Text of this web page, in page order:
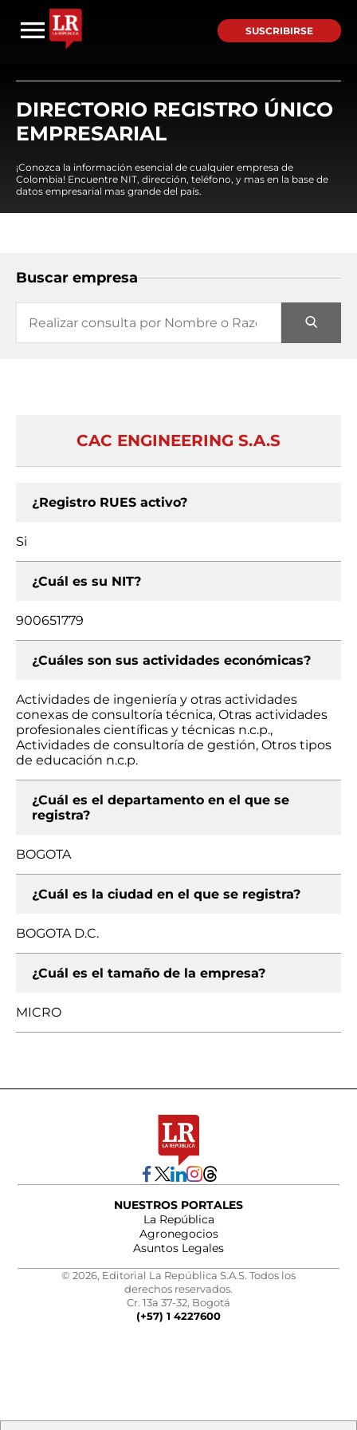
SUSCRIBIRSE
DIRECTORIO REGISTRO ÚNICO
EMPRESARIAL
¡Conozca la información esencial de cualquier empresa de
Colombia! Encuentre NIT, dirección, teléfono, y mas en la base de
datos empresarial mas grande del país.
Buscar empresa
CAC ENGINEERING S.A.S
¿Registro RUES activo?
Si
¿Cuál es su NIT?
900651779
¿Cuáles son sus actividades económicas?
Actividades de ingeniería y otras actividades
conexas de consultoría técnica, Otras actividades
profesionales científicas y técnicas n.c.p.,
Actividades de consultoría de gestión, Otros tipos
de educación n.c.p.
¿Cuál es el departamento en el que se
registra?
BOGOTA
¿Cuál es la ciudad en el que se registra?
BOGOTA D.C.
¿Cuál es el tamaño de la empresa?
MICRO
NUESTROS PORTALES
La República
Agronegocios
Asuntos Legales
© 2026, Editorial La República S.A.S. Todos los
derechos reservados.
Cr. 13a 37-32, Bogotá
(+57) 1 4227600